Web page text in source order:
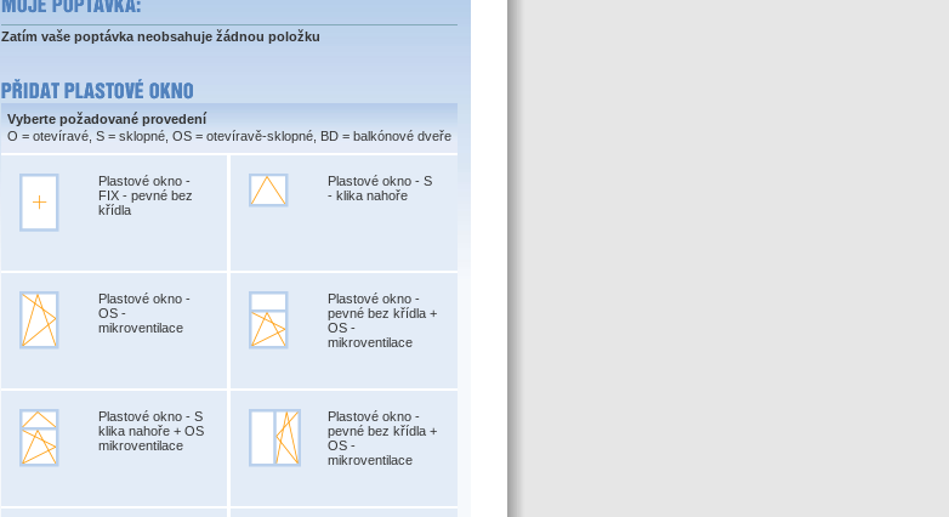
Zatím vaše poptávka neobsahuje žádnou položku
Vyberte požadované provedení
O = otevíravé, S = sklopné, OS = otevíravě-sklopné, BD = balkónové dveře
Plastové okno -
FIX - pevné bez
křídla
Plastové okno - S
- klika nahoře
Plastové okno -
OS -
mikroventilace
Plastové okno -
pevné bez křídla +
OS -
mikroventilace
Plastové okno - S
klika nahoře + OS
mikroventilace
Plastové okno -
pevné bez křídla +
OS -
mikroventilace